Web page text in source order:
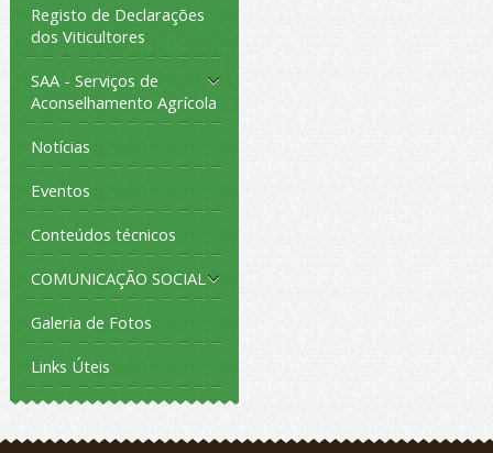
Registo de Declarações
dos Viticultores
SAA - Serviços de
Aconselhamento Agrícola
Notícias
Eventos
Conteúdos técnicos
COMUNICAÇÃO SOCIAL
Galeria de Fotos
Links Úteis